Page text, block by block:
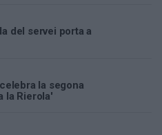
del servei porta a
la segona
la Rierola'